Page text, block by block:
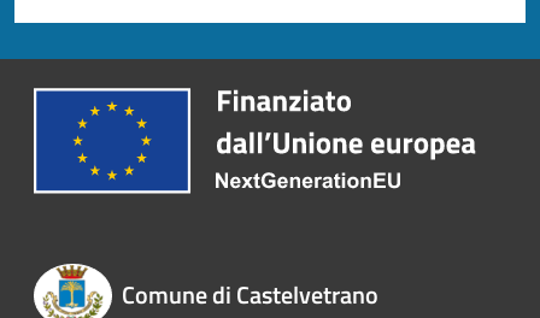
Comune di Castelvetrano